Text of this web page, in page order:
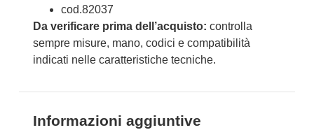
cod.82037
Da verificare prima dell’acquisto: controlla
sempre misure, mano, codici e compatibilità
indicati nelle caratteristiche tecniche.
Informazioni aggiuntive